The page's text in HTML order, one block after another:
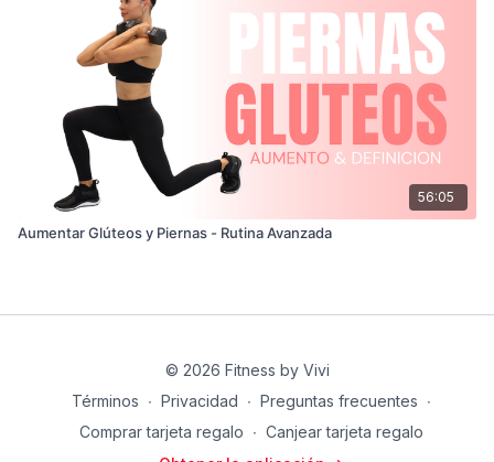
56:05
Aumentar Glúteos y Piernas - Rutina Avanzada
© 2026 Fitness by Vivi
Términos ∙ Privacidad ∙ Preguntas frecuentes ∙
Comprar tarjeta regalo ∙ Canjear tarjeta regalo